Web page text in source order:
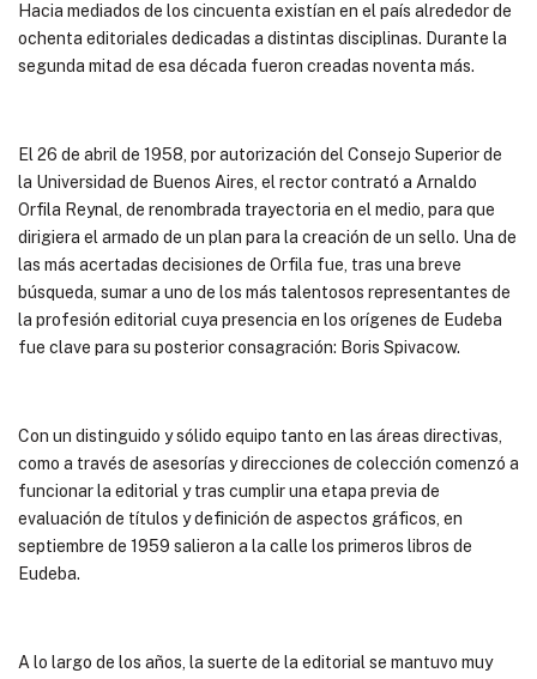
Hacia mediados de los cincuenta existían en el país alrededor de
ochenta editoriales dedicadas a distintas disciplinas. Durante la
segunda mitad de esa década fueron creadas noventa más.
El 26 de abril de 1958, por autorización del Consejo Superior de
la Universidad de Buenos Aires, el rector contrató a Arnaldo
Orfila Reynal, de renombrada trayectoria en el medio, para que
dirigiera el armado de un plan para la creación de un sello. Una de
las más acertadas decisiones de Orfila fue, tras una breve
búsqueda, sumar a uno de los más talentosos representantes de
la profesión editorial cuya presencia en los orígenes de Eudeba
fue clave para su posterior consagración: Boris Spivacow.
Con un distinguido y sólido equipo tanto en las áreas directivas,
como a través de asesorías y direcciones de colección comenzó a
funcionar la editorial y tras cumplir una etapa previa de
evaluación de títulos y definición de aspectos gráficos, en
septiembre de 1959 salieron a la calle los primeros libros de
Eudeba.
A lo largo de los años, la suerte de la editorial se mantuvo muy